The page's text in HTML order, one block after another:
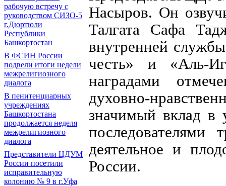
рабочую встречу с
руководством СИЗО-5
г.Дюртюли
Республики
Башкортостан
В ФСИН России
подвели итоги недели
межрелигиозного
диалога
В пенитенциарных
учреждениях
Башкортостана
продолжается неделя
межрелигиозного
диалога
Представители ЦДУМ
России посетили
исправительную
колонию № 9 в г.Уфа
Насыров. Он
Талгата Сафа
внутренней
честь» и «Аль-
наградами
духовно-
значимый вклад в
последователями
деятельное и
России.